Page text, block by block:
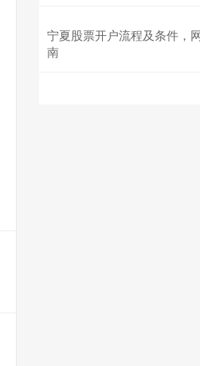
宁夏股票开户流程及条件，
南